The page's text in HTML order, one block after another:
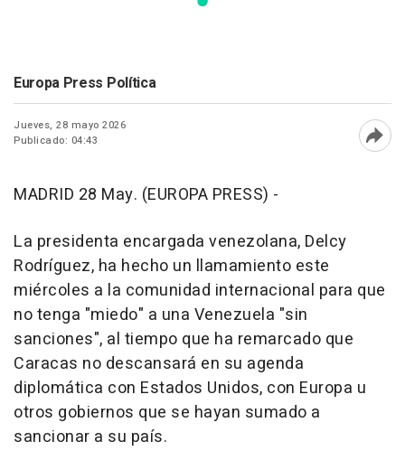
Europa Press Política
Jueves, 28 mayo 2026
Publicado: 04:43
MADRID 28 May. (EUROPA PRESS) -
La presidenta encargada venezolana, Delcy
Rodríguez, ha hecho un llamamiento este
miércoles a la comunidad internacional para que
no tenga "miedo" a una Venezuela "sin
sanciones", al tiempo que ha remarcado que
Caracas no descansará en su agenda
diplomática con Estados Unidos, con Europa u
otros gobiernos que se hayan sumado a
sancionar a su país.